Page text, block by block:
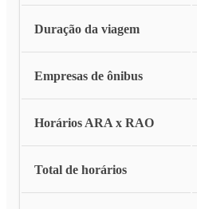
Duração da viagem
Empresas de ônibus
Horários ARA x RAO
Total de horários